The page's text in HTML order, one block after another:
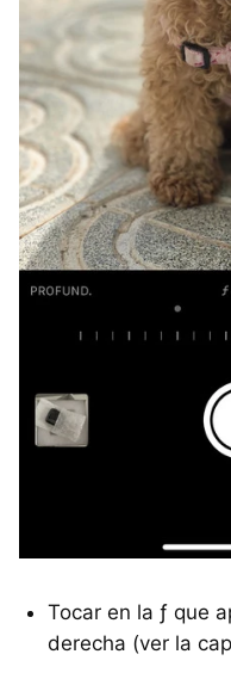
Tocar en la ƒ que
derecha (ver la